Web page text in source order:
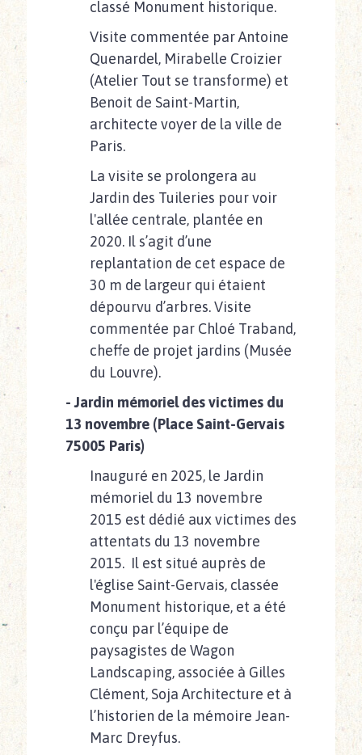
classé Monument historique.
Visite commentée par Antoine
Quenardel, Mirabelle Croizier
(Atelier Tout se transforme) et
Benoit de Saint-Martin,
architecte voyer de la ville de
Paris.
La visite se prolongera au
Jardin des Tuileries pour voir
l'allée centrale, plantée en
2020. Il s’agit d’une
replantation de cet espace de
30 m de largeur qui étaient
dépourvu d’arbres. Visite
commentée par Chloé Traband,
cheffe de projet jardins (Musée
du Louvre).
- Jardin mémoriel des victimes du
13 novembre (Place Saint-Gervais
75005 Paris)
Inauguré en 2025, le Jardin
mémoriel du 13 novembre
2015 est dédié aux victimes des
attentats du 13 novembre
2015. Il est situé auprès de
l'église Saint-Gervais, classée
Monument historique, et a été
conçu par l’équipe de
paysagistes de Wagon
Landscaping, associée à Gilles
Clément, Soja Architecture et à
l’historien de la mémoire Jean-
Marc Dreyfus.